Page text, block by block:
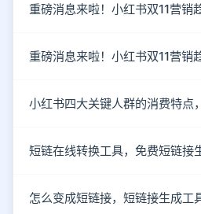
重磅消息来啦！小红书双11营销
重磅消息来啦！小红书双11营销
小红书四大关键人群的消费特点
短链在线转换工具，免费短链接
怎么变成短链接，短链接生成工